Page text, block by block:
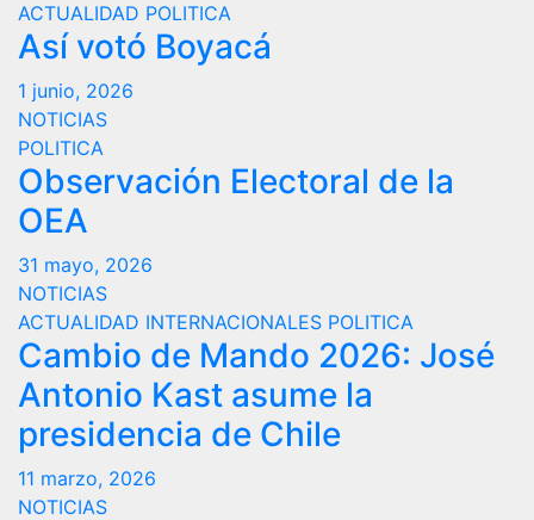
ACTUALIDAD POLITICA
Así votó Boyacá
1 junio, 2026
NOTICIAS
POLITICA
Observación Electoral de la
OEA
31 mayo, 2026
NOTICIAS
ACTUALIDAD INTERNACIONALES POLITICA
Cambio de Mando 2026: José
Antonio Kast asume la
presidencia de Chile
11 marzo, 2026
NOTICIAS